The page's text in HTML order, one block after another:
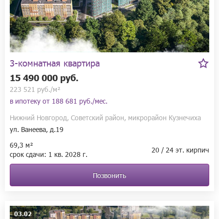
3-комнатная квартира
15 490 000 руб.
223 521 руб./м²
в ипотеку от 188 681 руб./мес.
Нижний Новгород, Советский район, микрорайон Кузнечиха
ул. Ванеева, д.19
69,3 м²
срок сдачи: 1 кв. 2028 г. 20 / 24 эт. кирпич
Позвонить
03.02